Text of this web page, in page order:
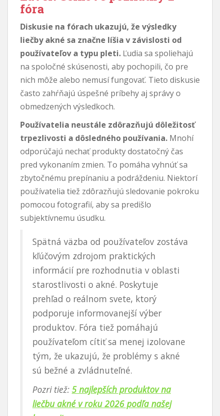
fóra
Diskusie na fórach ukazujú, že výsledky
liečby akné sa značne líšia v závislosti od
používateľov a typu pleti. Ľudia sa spoliehajú
na spoločné skúsenosti, aby pochopili, čo pre
nich môže alebo nemusí fungovať. Tieto diskusie
často zahŕňajú úspešné príbehy aj správy o
obmedzených výsledkoch.
Používatelia neustále zdôrazňujú dôležitosť
trpezlivosti a dôsledného používania. Mnohí
odporúčajú nechať produkty dostatočný čas
pred vykonaním zmien. To pomáha vyhnúť sa
zbytočnému prepínaniu a podráždeniu. Niektorí
používatelia tiež zdôrazňujú sledovanie pokroku
pomocou fotografií, aby sa predišlo
subjektívnemu úsudku.
Spätná väzba od používateľov zostáva
kľúčovým zdrojom praktických
informácií pre rozhodnutia v oblasti
starostlivosti o akné. Poskytuje
prehľad o reálnom svete, ktorý
podporuje informovanejší výber
produktov. Fóra tiež pomáhajú
používateľom cítiť sa menej izolovane
tým, že ukazujú, že problémy s akné
sú bežné a zvládnuteľné.
Pozri tiež: 5 najlepších produktov na
liečbu akné v roku 2026 podľa našej